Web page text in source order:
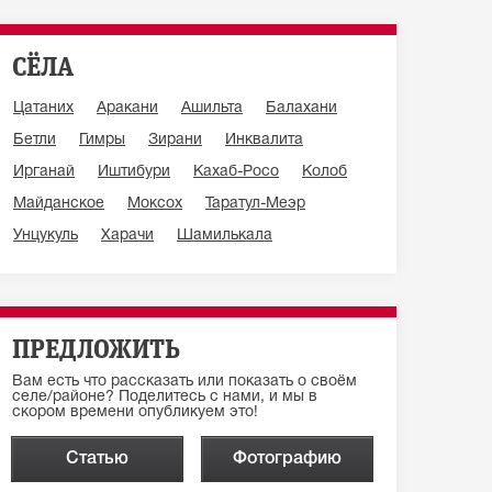
СЁЛА
Цатаних Аракани Ашильта Балахани
Бетли Гимры Зирани Инквалита
Ирганай Иштибури Кахаб-Росо Колоб
Майданское Моксох Таратул-Меэр
Унцукуль Харачи Шамилькала
ПРЕДЛОЖИТЬ
Вам есть что рассказать или показать о своём
селе/районе? Поделитесь с нами, и мы в
скором времени опубликуем это!
Статью Фотографию